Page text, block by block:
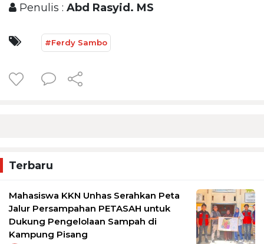
Penulis : Abd Rasyid. MS
#Ferdy Sambo
Terbaru
Mahasiswa KKN Unhas Serahkan Peta
Jalur Persampahan PETASAH untuk
Dukung Pengelolaan Sampah di
Kampung Pisang